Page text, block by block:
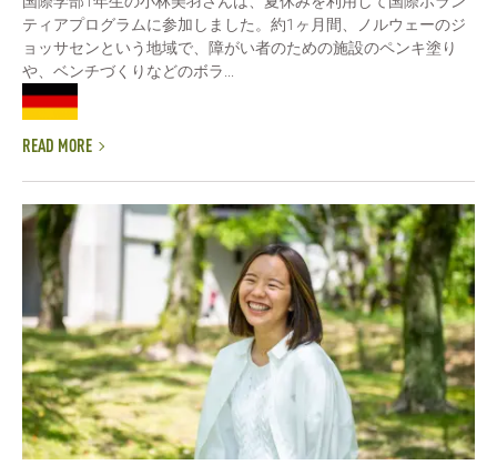
ティアプログラムに参加しました。約1ヶ月間、ノルウェーのジ
ョッサセンという地域で、障がい者のための施設のペンキ塗り
や、ベンチづくりなどのボラ...
READ MORE